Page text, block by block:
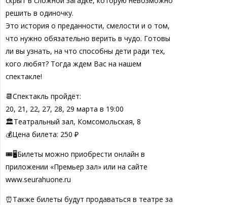
решить в одиночку.
Это история о преданности, смелости и о том,
что нужно обязательно верить в чудо. Готовы
ли вы узнать, на что способны дети ради тех,
кого любят? Тогда ждем Вас на нашем
спектакле!
📆Спектакль пройдёт:
20, 21, 22, 27, 28, 29 марта в 19:00
🏛Театральный зал, Комсомольская, 8
💰Цена билета: 250 ₽
🎟🖥Билеты можно приобрести онлайн в
приложении «Премьер зал» или на сайте
www.seurahuone.ru
⏰Также билеты будут продаваться в театре за